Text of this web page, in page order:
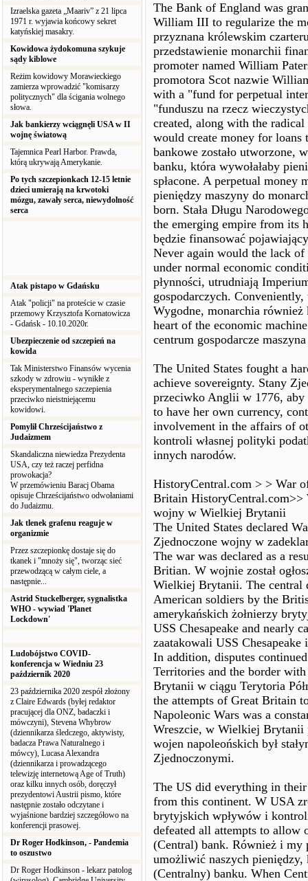
Izraelska gazeta „Maariv” z 21 lipca
1971 r. wyjawia końcowy sekret
katyńskiej masakry.
Kowidowa żydokomuna szykuje
sądy kiblowe
Reżim kowidowy Morawieckiego
zamierza wprowadzić "komisarzy
politycznych" dla ścigania wolnego
słowa.
Jak bankierzy wciągnęli USA w II
wojnę światową
Tajemnica Pearl Harbor. Prawda,
którą ukrywają Amerykanie.
Po tych szczepionkach 12-15 letnie
dzieci umierają na krwotoki
mózgu, zawały serca, niewydolność
serca
Atak pistapo w Gdańsku
Atak "policji" na proteście w czasie
przemowy Krzysztofa Kornatowicza
- Gdańsk - 10.10.2020r.
Ubezpieczenie od szczepień na
kowida
Tak Ministerstwo Finansów wycenia
szkody w zdrowiu - wynikłe z
eksperymentalnego szczepienia
przeciwko nieistniejącemu
kowidowi.
Pomylił Chrześcijaństwo z
Judaizmem
Skandaliczna niewiedza Prezydenta
USA, czy też raczej perfidna
prowokacja?
W przemówieniu Baracj Obama
opisuje Chrześcijaństwo odwołaniami
do Judaizmu.
Jak tlenek grafenu reaguje w
organizmie
Przez szczepionkę dostaje się do
tkanek i "mnoży się", tworząc sieć
przewodzącą w całym ciele, a
następnie...
Astrid Stuckelberger, sygnalistka
WHO - wywiad 'Planet
Lockdown'
Ludobójstwo COVID-
konferencja w Wiedniu 23
październik 2020
23 października 2020 zespół złożony
z Claire Edwards (byłej redaktor
pracującej dla ONZ, badaczki i
mówczyni), Stevena Whybrow
(dziennikarza śledczego, aktywisty,
badacza Prawa Naturalnego i
mówcy), Lucasa Alexandra
(dziennikarza i prowadzącego
telewizję internetową Age of Truth)
oraz kilku innych osób, doręczył
prezydentowi Austrii pismo, które
następnie zostało odczytane i
wyjaśnione bardziej szczegółowo na
konferencji prasowej.
Dr Roger Hodkinson, - Pandemia
to oszustwo
Dr Roger Hodkinson - lekarz patolog
The Bank of England was
William III to regularize the
przyznana królewskim
przedstawienie monarchii
promoter named William
promotora Scot nazwie
with a "fund for perpetual
"funduszu na rzecz
created, along with the
would create money for loans
bankowe zostało utworzone,
banku, która wywołałaby
spłacone. A perpetual money
pieniędzy maszyny do
born. Stała Długu
the emerging empire from its
będzie finansować
Never again would the lack
under normal economic
płynności, utrudniają
gospodarczych.
Wygodne, monarchia
heart of the economic
centrum gospodarcze
The United States fought a
achieve sovereignty. Stany
przeciwko Anglii w 1776, aby
to have her own currency,
involvement in the affairs of
kontroli własnej polityki
innych narodów.
HistoryCentral.com > > War
Britain HistoryCentral.com>>
wojny w Wielkiej Brytanii
The United States declared
Zjednoczone wojny w
The war was declared as a
Britian. W wojnie został
Wielkiej Brytanii. The central
American soldiers by the
amerykańskich żołnierzy
USS Chesapeake and nearly
zaatakowali USS
In addition, disputes
Territories and the border
Brytanii w ciągu Terytoria
the attempts of Great Britain
Napoleonic Wars was a
Wreszcie, w Wielkiej Brytanii
wojen napoleońskich był
Zjednoczonymi.
The US did everything in
from this continent. W USA
brytyjskich wpływów i
defeated all attempts to allow
(Central) bank. Również i my
umożliwić naszych
(Centralny) banku. When